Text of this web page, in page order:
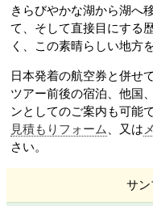
きらびやかな湖から湖へ
て、そして直接目にする
く、この素晴らしい地方
日本発着の航空券と併せ
ツアー前後の宿泊、他国
見積もりフォーム
、又は
さい。
サン